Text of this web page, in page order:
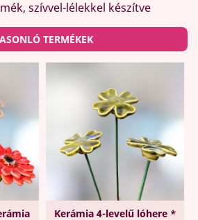
szívvel-lélekkel készítve
TERMÉKEK
Kerámia 4-levelű lóhere *